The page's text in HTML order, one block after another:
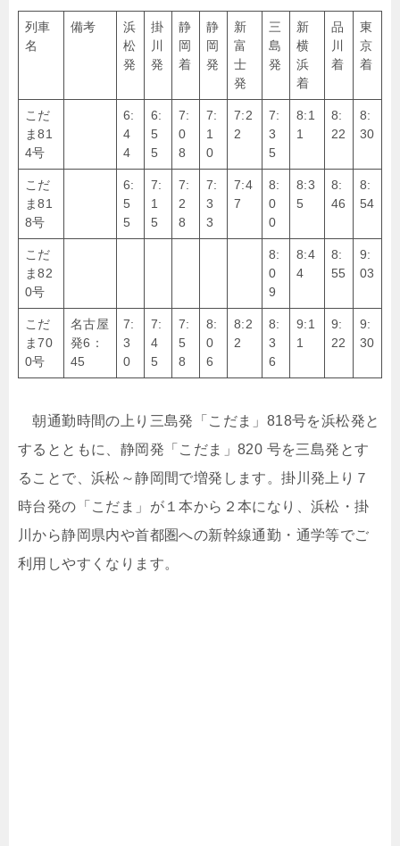
列車
名
備考
浜
松
発
掛
川
発
静
岡
着
静
岡
発
新
富
士
発
三
島
発
新
横
浜
着
品
川
着
東
京
着
こだ
ま81
4号
6:
4
4
6:
5
5
7:
0
8
7:
1
0
7:2
2
7:
3
5
8:1
1
8:
22
8:
30
こだ
ま81
8号
6:
5
5
7:
1
5
7:
2
8
7:
3
3
7:4
7
8:
0
0
8:3
5
8:
46
8:
54
こだ
ま82
0号
8:
0
9
8:4
4
8:
55
9:
03
こだ
ま70
0号
名古屋
発6：
45
7:
3
0
7:
4
5
7:
5
8
8:
0
6
8:2
2
8:
3
6
9:1
1
9:
22
9:
30
朝通勤時間の上り三島発「こだま」818号を浜松発と
するとともに、静岡発「こだま」820 号を三島発とす
ることで、浜松～静岡間で増発します。掛川発上り７
時台発の「こだま」が１本から２本になり、浜松・掛
川から静岡県内や首都圏への新幹線通勤・通学等でご
利用しやすくなります。